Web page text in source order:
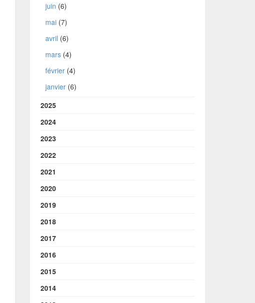
juin (6)
mai(7)
avril (6)
mars(4)
février(4)
janvier(6)
2025
2024
2023
2022
2021
2020
2019
2018
2017
2016
2015
2014